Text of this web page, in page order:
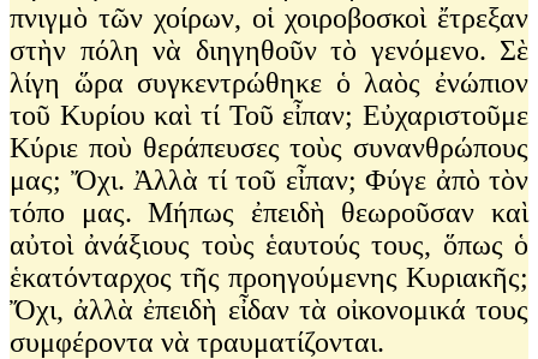
πνιγμὸ τῶν χοίρων, οἱ χοιροβοσκοὶ ἔτρεξαν
στὴν πόλη νὰ διηγηθοῦν τὸ γενόμενο. Σὲ
λίγη ὥρα συγκεντρώθηκε ὁ λαὸς ἐνώπιον
τοῦ Κυρίου καὶ τί Τοῦ εἶπαν; Εὐχαριστοῦμε
Κύριε ποὺ θεράπευσες τοὺς συνανθρώπους
μας; Ὄχι. Ἀλλὰ τί τοῦ εἶπαν; Φύγε ἀπὸ τὸν
τόπο μας. Μήπως ἐπειδὴ θεωροῦσαν καὶ
αὐτοὶ ἀνάξιους τοὺς ἑαυτούς τους, ὅπως ὁ
ἑκατόνταρχος τῆς προηγούμενης Κυριακῆς;
Ὄχι, ἀλλὰ ἐπειδὴ εἶδαν τὰ οἰκονομικά τους
συμφέροντα νὰ τραυματίζονται.